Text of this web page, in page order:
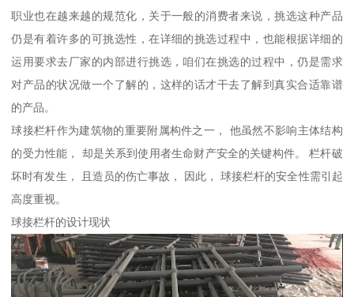
职业也在越来越的规范化，关于一般的消费者来说，挑选这种产品
仍是有着许多的可挑选性，在详细的挑选过程中，也能根据详细的
运用要求去厂家的内部进行挑选，咱们在挑选的过程中，仍是需求
对产品的状况做一个了解的，这样的话才干去了解到真实合适靠谱
的产品。
球接栏杆作为建筑物的重要附属构件之一， 他虽然不影响主体结构
的受力性能， 却是关系到使用者生命财产安全的关键构件。 栏杆破
坏时有发生， 且造员的伤亡事故， 因此， 球接栏杆的安全性需引起
高度重视。
球接栏杆的设计现状